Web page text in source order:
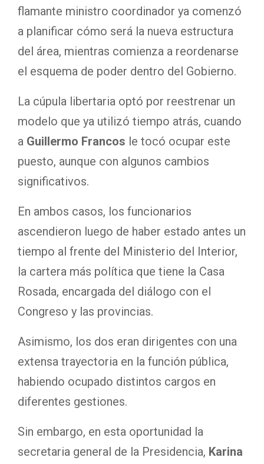
flamante ministro coordinador ya comenzó
a planificar cómo será la nueva estructura
del área, mientras comienza a reordenarse
el esquema de poder dentro del Gobierno.
La cúpula libertaria optó por reestrenar un
modelo que ya utilizó tiempo atrás, cuando
a Guillermo Francos le tocó ocupar este
puesto, aunque con algunos cambios
significativos.
En ambos casos, los funcionarios
ascendieron luego de haber estado antes un
tiempo al frente del Ministerio del Interior,
la cartera más política que tiene la Casa
Rosada, encargada del diálogo con el
Congreso y las provincias.
Asimismo, los dos eran dirigentes con una
extensa trayectoria en la función pública,
habiendo ocupado distintos cargos en
diferentes gestiones.
Sin embargo, en esta oportunidad la
secretaria general de la Presidencia, Karina